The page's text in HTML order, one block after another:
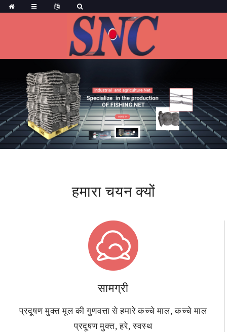
हमारा चयन क्यों
सामग्री
प्रदूषण मुक्त मूल की गुणवत्ता से हमारे कच्चे माल, कच्चे माल
प्रदूषण मुक्त, हरे, स्वस्थ